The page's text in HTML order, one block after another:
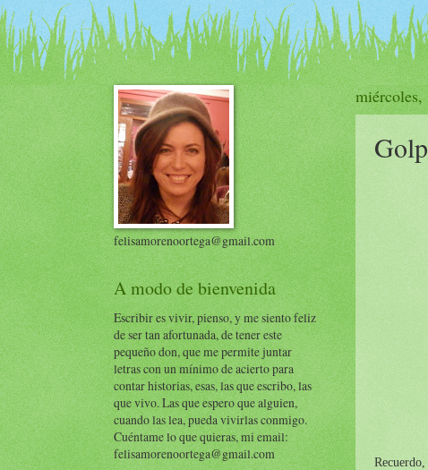
miércoles,
felisamorenoortega@gmail.com
A modo de bienvenida
Escribir es vivir, pienso, y me siento feliz
de ser tan afortunada, de tener este
pequeño don, que me permite juntar
letras con un mínimo de acierto para
contar historias, esas, las que escribo, las
que vivo. Las que espero que alguien,
cuando las lea, pueda vivirlas conmigo.
Cuéntame lo que quieras, mi email:
felisamorenoortega@gmail.com